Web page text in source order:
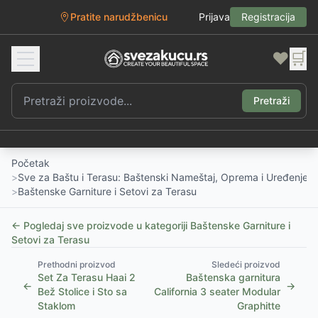
Pratite narudžbenicu Prijava Registracija
❤️ 🛒
Pretraži
Početak
>Sve za Baštu i Terasu: Baštenski Nameštaj, Oprema i Uređenje
>Baštenske Garniture i Setovi za Terasu
← Pogledaj sve proizvode u kategoriji Baštenske Garniture i
Setovi za Terasu
←
Prethodni proizvod
Set Za Terasu Haai 2
Bež Stolice i Sto sa
Staklom
Sledeći proizvod
Baštenska garnitura
California 3 seater Modular
Graphitte
→